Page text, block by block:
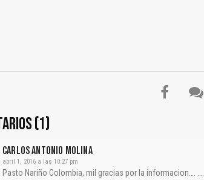
(1)
CARLOS ANTONIO MOLINA
abril 1, 2016 a las 10:27 pm
Pasto Nariño Colombia, mil gracias por la informacion….